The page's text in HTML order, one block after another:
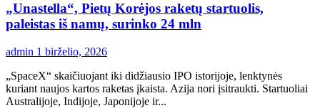
„Unastella“, Pietų Korėjos raketų startuolis,
paleistas iš namų, surinko 24 mln
admin 1 birželio, 2026
„SpaceX“ skaičiuojant iki didžiausio IPO istorijoje, lenktynės
kuriant naujos kartos raketas įkaista. Azija nori įsitraukti. Startuoliai
Australijoje, Indijoje, Japonijoje ir...